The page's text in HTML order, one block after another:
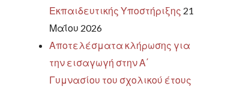
Εκπαιδευτικής Υποστήριξης 21
Μαΐου 2026
Αποτελέσματα κλήρωσης για
την εισαγωγή στην Α΄
Γυμνασίου του σχολικού έτους